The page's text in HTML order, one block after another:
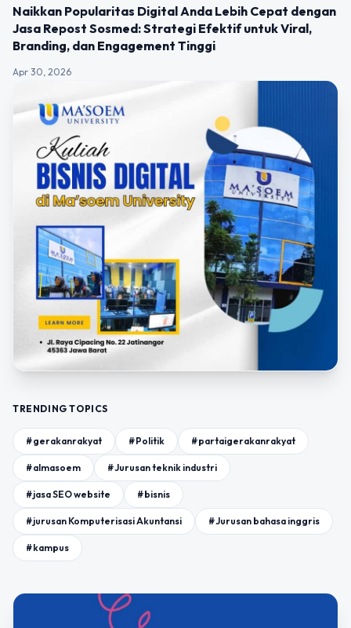
Naikkan Popularitas Digital Anda Lebih Cepat dengan
Jasa Repost Sosmed: Strategi Efektif untuk Viral,
Branding, dan Engagement Tinggi
Apr 30, 2026
TRENDING TOPICS
#gerakanrakyat #Politik #partaigerakanrakyat
#almasoem #Jurusan teknik industri
#jasa SEO website #bisnis
#jurusan Komputerisasi Akuntansi #Jurusan bahasa inggris
#kampus